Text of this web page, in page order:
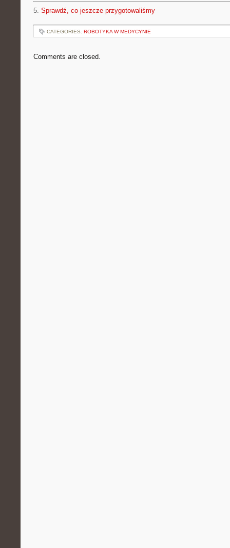
5. Sprawdź, co jeszcze przygotowaliśmy
CATEGORIES: ROBOTYKA W MEDYCYNIE
Comments are closed.